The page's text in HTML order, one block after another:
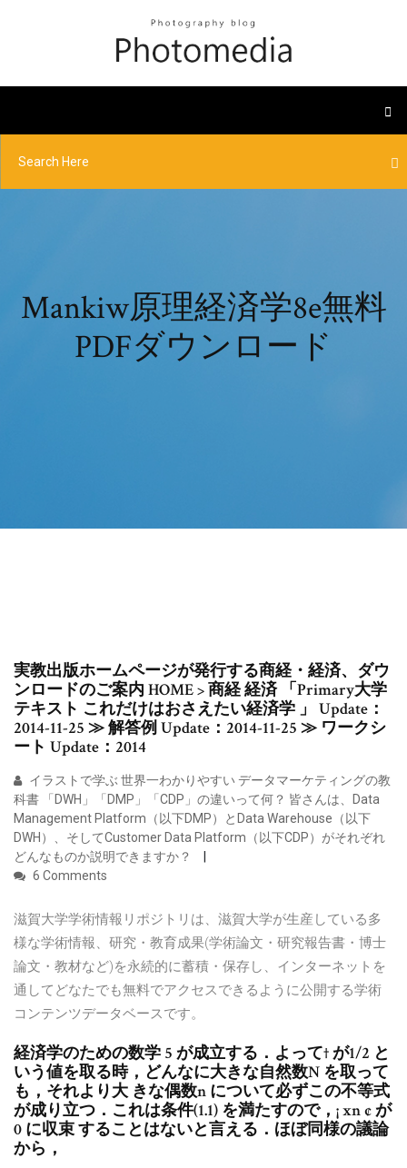
Mankiw原理経済学8e無料
PDFダウンロード
実教出版ホームページが発行する商経・経済、ダウ
ンロードのご案内 HOME > 商経 経済 「Primary大学
テキスト これだけはおさえたい経済学 」 Update：
2014-11-25 ≫ 解答例 Update：2014-11-25 ≫ ワークシ
ート Update：2014
イラストで学ぶ 世界一わかりやすい データマーケティングの教
科書 「DWH」「DMP」「CDP」の違いって何？ 皆さんは、Data
Management Platform（以下DMP）とData Warehouse（以下
DWH）、そしてCustomer Data Platform（以下CDP）がそれぞれ
どんなものか説明できますか？
6 Comments
滋賀大学学術情報リポジトリは、滋賀大学が生産している多
様な学術情報、研究・教育成果(学術論文・研究報告書・博士
論文・教材など)を永続的に蓄積・保存し、インターネットを
通してどなたでも無料でアクセスできるように公開する学術
コンテンツデータベースです。
経済学のための数学 5 が成立する．よって† が1/2 と
いう値を取る時，どんなに大きな自然数N を取って
も，それより大 きな偶数n について必ずこの不等式
が成り立つ．これは条件(1.1) を満たすので，¡ xn ¢ が
0 に収束 することはないと言える．ほぼ同様の議論
から，